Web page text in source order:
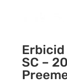
Erbicid
SC –